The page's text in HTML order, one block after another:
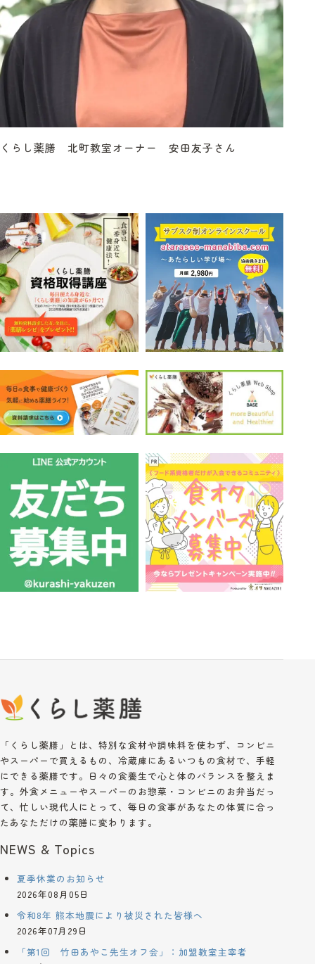
くらし薬膳 北町教室オーナー 安田友子さん
「くらし薬膳」とは、特別な食材や調味料を使わず、コンビニ
やスーパーで買えるもの、冷蔵庫にあるいつもの食材で、手軽
にできる薬膳です。日々の食養生で心と体のバランスを整えま
す。外食メニューやスーパーのお惣菜・コンビニのお弁当だっ
て、忙しい現代人にとって、毎日の食事があなたの体質に合っ
たあなただけの薬膳に変わります。
NEWS & Topics
夏季休業のお知らせ
2026年08月05日
令和8年 熊本地震により被災された皆様へ
2026年07月29日
「第1回 竹田あやこ先生オフ会」：加盟教室主宰者